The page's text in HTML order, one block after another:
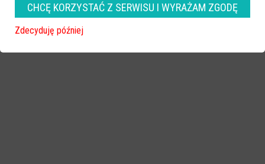
CHCĘ KORZYSTAĆ Z SERWISU I WYRAŻAM ZGODĘ
Zdecyduję później